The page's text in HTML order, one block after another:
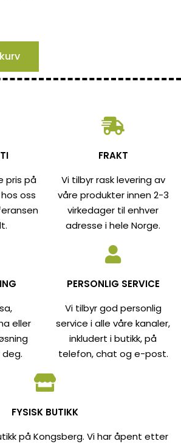
pris på
oss
FRAKT
Vi tilbyr rask levering av
våre produkter innen 2-3
virkedager til enhver
adresse i hele Norge.
eller
PERSONLIG SERVICE
Vi tilbyr god personlig
service i alle våre kanaler,
inkludert i butikk, på
telefon, chat og e-post.
FYSISK BUTIKK
på Kongsberg. Vi har åpent etter